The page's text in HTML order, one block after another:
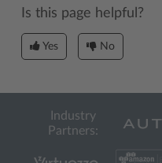
Is this page helpful?
Yes No
Industry
Partners: